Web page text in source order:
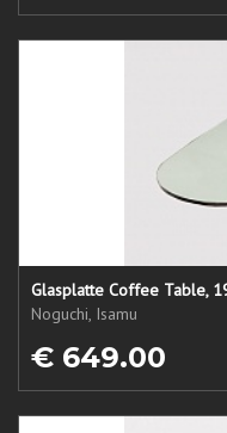
Glasplatte Coffee Table,
Noguchi, Isamu
€ 649.00